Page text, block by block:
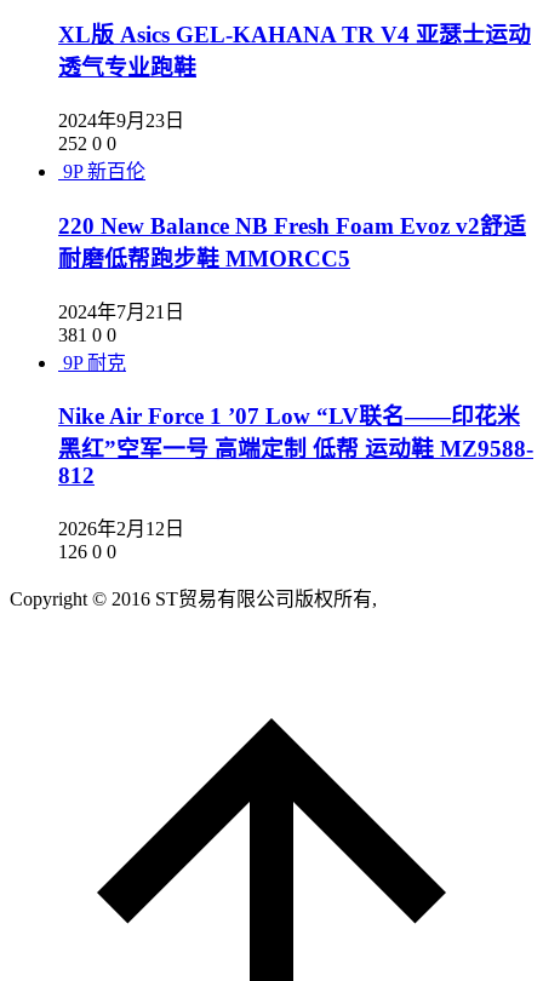
XL版 Asics GEL-KAHANA TR V4 亚瑟士运动
透气专业跑鞋
2024年9月23日
252 0 0
9P 新百伦
220 New Balance NB Fresh Foam Evoz v2舒适
耐磨低帮跑步鞋 MMORCC5
2024年7月21日
381 0 0
9P 耐克
Nike Air Force 1 ’07 Low “LV联名——印花米
黑红”空军一号 高端定制 低帮 运动鞋 MZ9588-
812
2026年2月12日
126 0 0
Copyright © 2016 ST贸易有限公司版权所有,